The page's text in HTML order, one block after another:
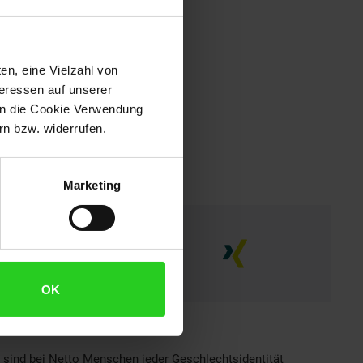
eine Vielzahl von
auf unserer
die Cookie Verwendung
bzw. widerrufen.
Marketing
OK
bei Netto Menschen jeder Geschlechtsidentität